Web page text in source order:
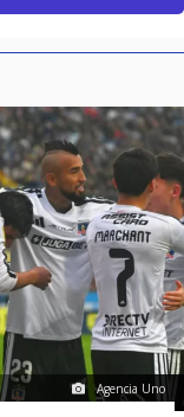
Agencia Uno